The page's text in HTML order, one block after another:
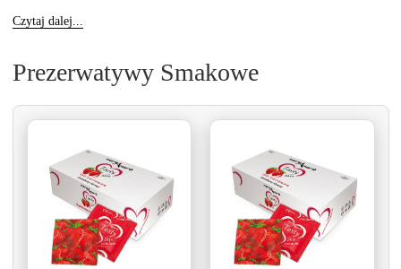
Czytaj dalej...
Prezerwatywy Smakowe